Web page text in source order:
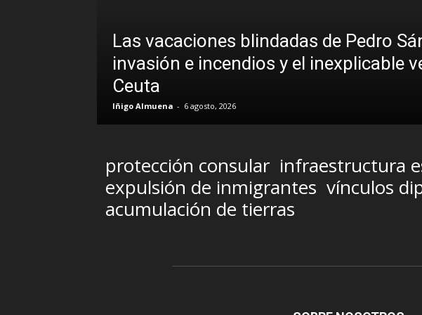
Las vacaciones blindadas de Pedro
invasión e incendios y el inexplicable
Ceuta
Iñigo Almuena - 6 agosto, 2026
protección consular infraestructura
expulsión de inmigrantes vínculos
acumulación de tierras